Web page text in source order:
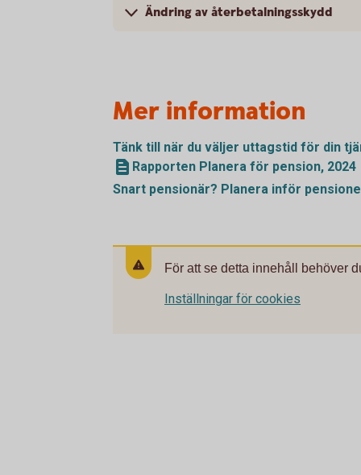
Ändring av återbetalningsskydd
Mer information
Tänk till när du väljer uttagstid för din
Rapporten Planera för pension, 2024
Snart pensionär? Planera inför
För att se detta innehåll behöver
Inställningar för cookies